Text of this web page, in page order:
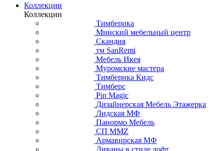
Коллекции
Коллекции
Тимберика
Минский мебельный центр
Скандия
тм SanRemi
Мебель Икея
Муромские мастера
Тимберика Кидс
Тимберс
Pin Magic
Дизайнерская Мебель Этажерка
Лидская МФ
Панормо Мебель
СП ММZ
Армавирская МФ
Диваны в стиле лофт